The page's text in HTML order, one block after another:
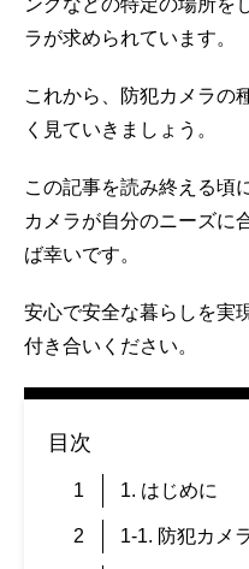
ングなどの特定の場所を
ラが求められています。
これから、防犯カメラの
く見ていきましょう。
この記事を読み終える頃
カメラが自分のニーズに
ば幸いです。
安心で安全な暮らしを実
付き合いください。
目次
1. はじめに
1-1. 防犯カメ